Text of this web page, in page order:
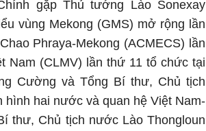
gặp Thủ tướng Lào Sonexay
vùng Mekong (GMS) mở rộng lần
Phraya-Mekong (ACMECS) lần
Nam (CLMV) lần thứ 11 tổ chức tại
Cường và Tổng Bí thư, Chủ tịch
hai nước và quan hệ Việt Nam-
thư, Chủ tịch nước Lào Thongloun